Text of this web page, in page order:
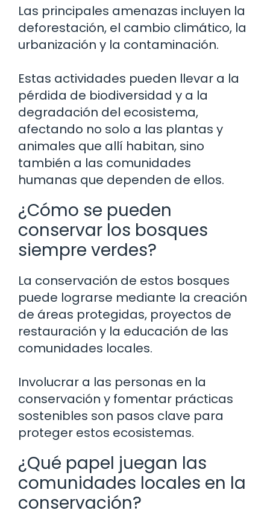
Las principales amenazas incluyen la
deforestación, el cambio climático, la
urbanización y la contaminación.
Estas actividades pueden llevar a la
pérdida de biodiversidad y a la
degradación del ecosistema,
afectando no solo a las plantas y
animales que allí habitan, sino
también a las comunidades
humanas que dependen de ellos.
¿Cómo se pueden
conservar los bosques
siempre verdes?
La conservación de estos bosques
puede lograrse mediante la creación
de áreas protegidas, proyectos de
restauración y la educación de las
comunidades locales.
Involucrar a las personas en la
conservación y fomentar prácticas
sostenibles son pasos clave para
proteger estos ecosistemas.
¿Qué papel juegan las
comunidades locales en la
conservación?